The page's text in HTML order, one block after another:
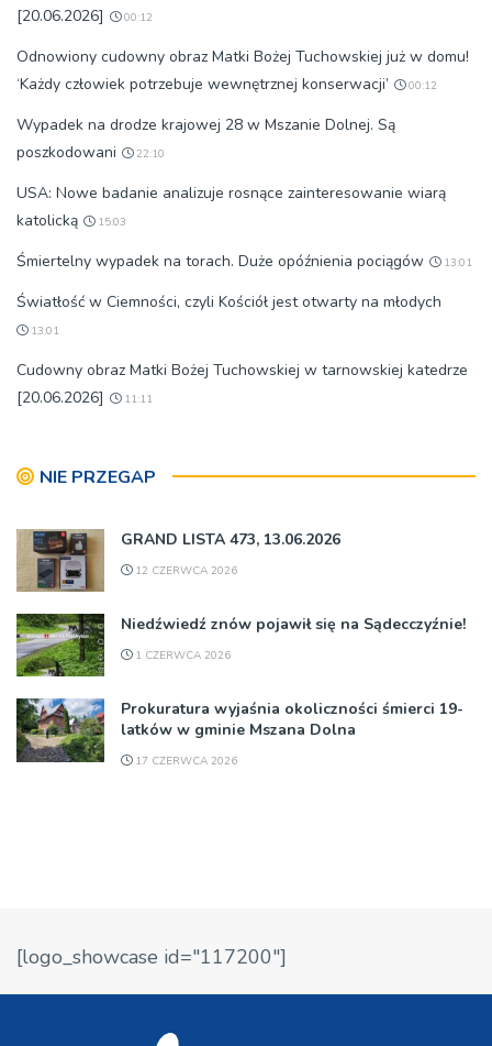
[20.06.2026]
00:12
Odnowiony cudowny obraz Matki Bożej Tuchowskiej już w domu!
‘Każdy człowiek potrzebuje wewnętrznej konserwacji’
00:12
Wypadek na drodze krajowej 28 w Mszanie Dolnej. Są
poszkodowani
22:10
USA: Nowe badanie analizuje rosnące zainteresowanie wiarą
katolicką
15:03
Śmiertelny wypadek na torach. Duże opóźnienia pociągów 13:01
Światłość w Ciemności, czyli Kościół jest otwarty na młodych
13:01
Cudowny obraz Matki Bożej Tuchowskiej w tarnowskiej katedrze
[20.06.2026]
11:11
NIE PRZEGAP
GRAND LISTA 473, 13.06.2026
12 CZERWCA 2026
Niedźwiedź znów pojawił się na Sądecczyźnie!
1 CZERWCA 2026
Prokuratura wyjaśnia okoliczności śmierci 19-
latków w gminie Mszana Dolna
17 CZERWCA 2026
[logo_showcase id="117200"]